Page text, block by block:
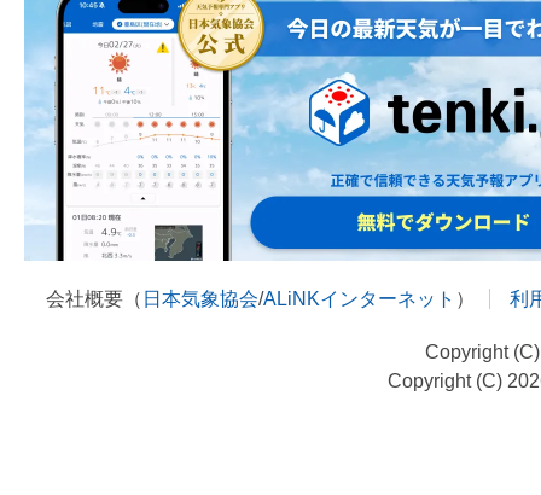
会社概要（ 日本気象協会/ALiNKインターネット ） 利
Copyright
Copyright (C)